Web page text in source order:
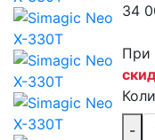
34
При
-